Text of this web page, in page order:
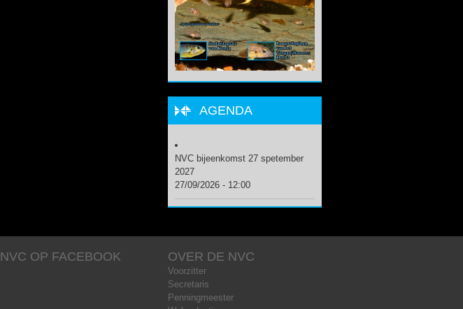
AGENDA
NVC bijeenkomst 27 spetember
2027
27/09/2026 - 12:00
NVC OP FACEBOOK OVER DE NVC
Voorzitter
Secretaris
Penningmeester